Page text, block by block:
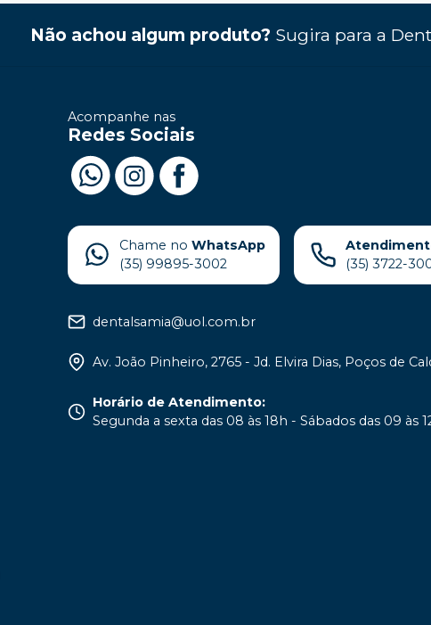
Não achou algum produto? Sugira para a
Acompanhe nas
Redes Sociais
Chame no WhatsApp
(35) 99895-3002
(35) 3722-
dentalsamia@uol.com.br
Av. João Pinheiro, 2765 - Jd. Elvira Dias, Poços de
Horário de Atendimento:
Segunda a sexta das 08 às 18h - Sábados das 09 às